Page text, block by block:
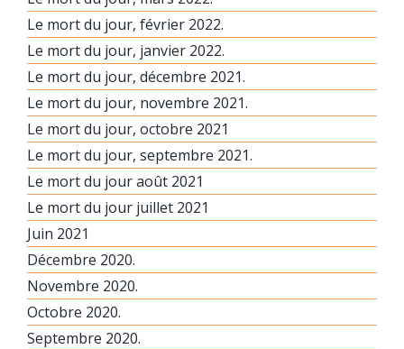
Le mort du jour, février 2022.
Le mort du jour, janvier 2022.
Le mort du jour, décembre 2021.
Le mort du jour, novembre 2021.
Le mort du jour, octobre 2021
Le mort du jour, septembre 2021.
Le mort du jour août 2021
Le mort du jour juillet 2021
Juin 2021
Décembre 2020.
Novembre 2020.
Octobre 2020.
Septembre 2020.